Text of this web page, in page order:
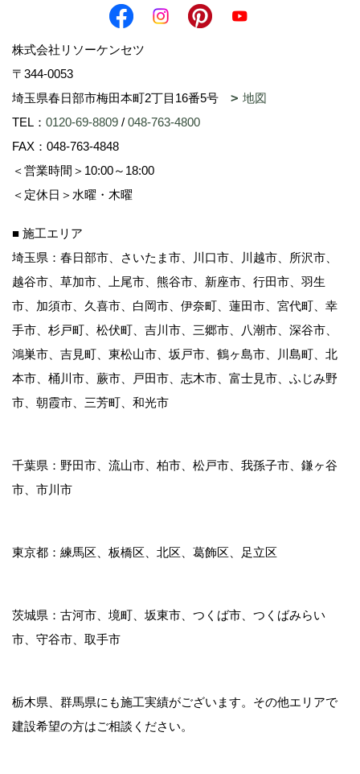
株式会社リソーケンセツ
〒344-0053
埼玉県春日部市梅田本町2丁目16番5号
地図
TEL： 0120-69-8809 / 048-763-4800
FAX：048-763-4848
＜営業時間＞10:00～18:00
＜定休日＞水曜・木曜
■ 施工エリア
埼玉県：春日部市、さいたま市、川口市、川越市、所沢市、
越谷市、草加市、上尾市、熊谷市、新座市、行田市、羽生
市、加須市、久喜市、白岡市、伊奈町、蓮田市、宮代町、幸
手市、杉戸町、松伏町、吉川市、三郷市、八潮市、深谷市、
鴻巣市、吉見町、東松山市、坂戸市、鶴ヶ島市、川島町、北
本市、桶川市、蕨市、戸田市、志木市、富士見市、ふじみ野
市、朝霞市、三芳町、和光市
千葉県：野田市、流山市、柏市、松戸市、我孫子市、鎌ヶ谷
市、市川市
東京都：練馬区、板橋区、北区、葛飾区、足立区
茨城県：古河市、境町、坂東市、つくば市、つくばみらい
市、守谷市、取手市
栃木県、群馬県にも施工実績がございます。その他エリアで
建設希望の方はご相談ください。